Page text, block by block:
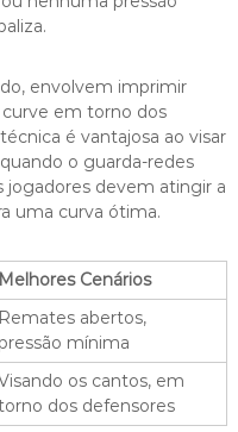
envolvem imprimir
em torno dos
é vantajosa ao visar
o guarda-redes
jogadores devem atingir a
uma curva ótima.
Melhores Cenários
Remates abertos,
pressão mínima
os cantos, em
dos defensores